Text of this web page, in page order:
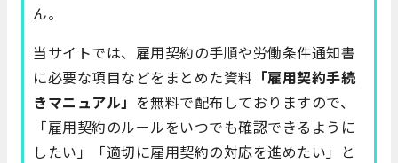
ん。
当サイトでは、雇用契約の手順や労働条件通知書
に必要な項目などをまとめた資料 「雇用契約手続
きマニュアル」 を無料で配布しておりますので、
「雇用契約のルールをいつでも確認できるように
したい」「適切に雇用契約の対応を進めたい」と